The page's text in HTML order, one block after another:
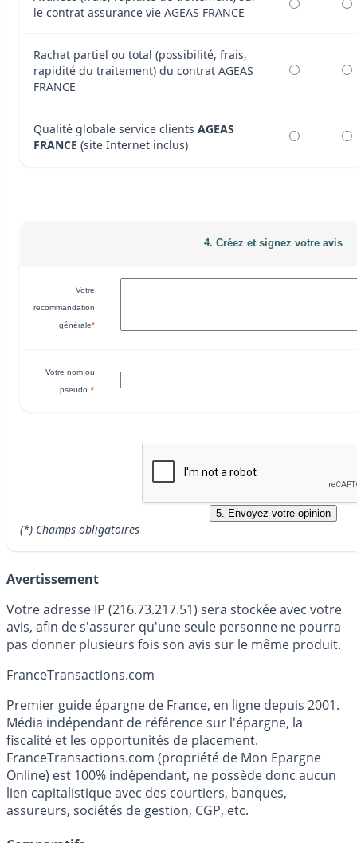
le contrat assurance vie AGEAS FRANCE
Rachat partiel ou total (possibilité, frais,
rapidité du traitement) du contrat AGEAS
FRANCE
Qualité globale service clients AGEAS
FRANCE (site Internet inclus)
4. Créez et signez votre avis
Votre
recommandation
générale*
Votre nom ou
pseudo *
(*) Champs obligatoires
Avertissement
Votre adresse IP (216.73.217.51) sera stockée avec votre
avis, afin de s'assurer qu'une seule personne ne pourra
pas donner plusieurs fois son avis sur le même produit.
FranceTransactions.com
Premier guide épargne de France, en ligne depuis 2001.
Média indépendant de référence sur l'épargne, la
fiscalité et les opportunités de placement.
FranceTransactions.com (propriété de Mon Epargne
Online) est 100% indépendant, ne possède donc aucun
lien capitalistique avec des courtiers, banques,
assureurs, sociétés de gestion, CGP, etc.